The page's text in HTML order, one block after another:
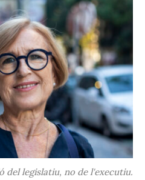
del legislatiu, no de l'executiu.